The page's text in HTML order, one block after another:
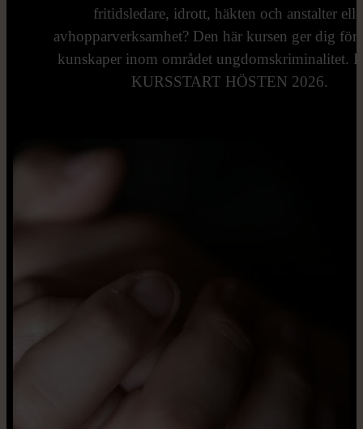
fritidsledare, idrott, häkten och anstalter
avhopparverksamhet? Den här kursen ger dig
kunskaper inom området ungdomskriminalitet.
KURSSTART HÖSTEN 2026.